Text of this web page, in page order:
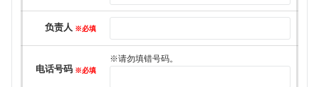
负责人 ※必填
电话号码 ※必填
※请勿填错号码。